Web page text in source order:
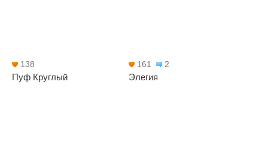
138
Пуф Круглый
161 2
Элегия